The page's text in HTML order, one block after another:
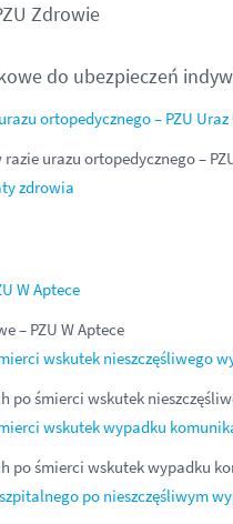
Zdrowie
do ubezpieczeń
ortopedycznego – PZU
urazu ortopedycznego –
zdrowia
W Aptece
– PZU W Aptece
wskutek nieszczęśliwego
po śmierci wskutek
wskutek wypadku
po śmierci wskutek wypadku
po nieszczęśliwym